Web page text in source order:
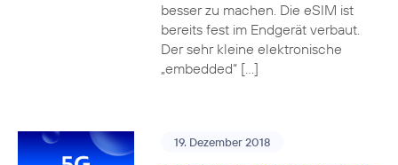
besser zu machen. Die eSIM ist
bereits fest im Endgerät verbaut.
Der sehr kleine elektronische
„embedded“ […]
19. Dezember 2018